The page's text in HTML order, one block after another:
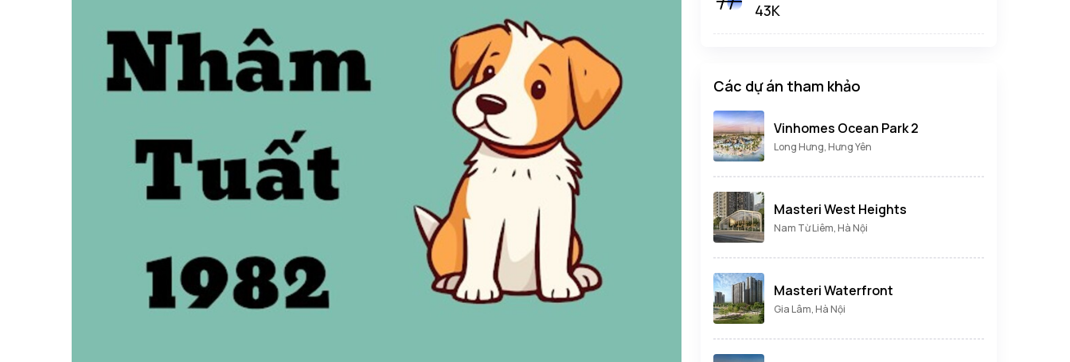
43K
Các dự án tham khảo
Vinhomes Ocean Park 2
Long Hưng, Hưng Yên
Masteri West Heights
Nam Từ Liêm, Hà Nội
Masteri Waterfront
Gia Lâm, Hà Nội